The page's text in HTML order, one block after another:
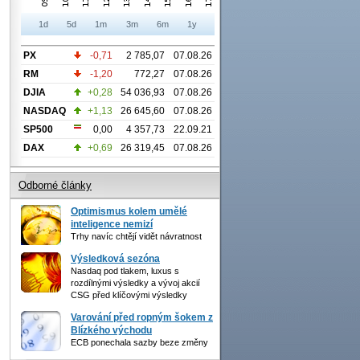
1d 5d 1m 3m 6m 1y
PX -0,71 2 785,07
07.08.26
RM
-1,20 772,27
07.08.26
DJIA
+0,28 54 036,93
07.08.26
NASDAQ
+1,13 26 645,60
07.08.26
SP500
0,00 4 357,73
22.09.21
DAX
+0,69 26 319,45 07.08.26
Odborné články
Optimismus kolem umělé
inteligence nemizí
Trhy navíc chtějí vidět návratnost
Výsledková sezóna
Nasdaq pod tlakem, luxus s
rozdílnými výsledky a vývoj akcií
CSG před klíčovými výsledky
Varování před ropným šokem z
Blízkého východu
ECB ponechala sazby beze změny